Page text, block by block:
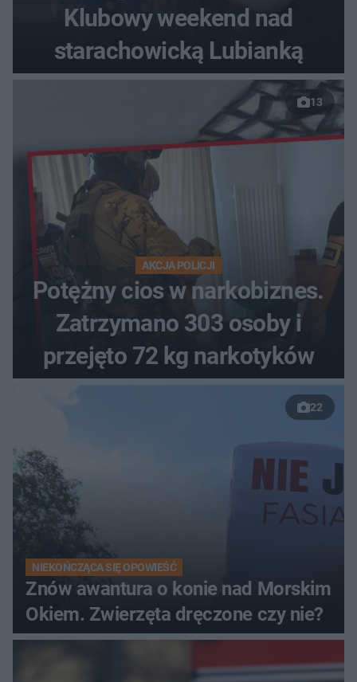
Klubowy weekend nad
starachowicką Lubianką
13
AKCJA POLICJI
Potężny cios w narkobiznes.
Zatrzymano 303 osoby i
przejęto 72 kg narkotyków
22
NIEKOŃCZĄCA SIĘ OPOWIEŚĆ
Znów awantura o konie nad Morskim
Okiem. Zwierzęta dręczone czy nie?